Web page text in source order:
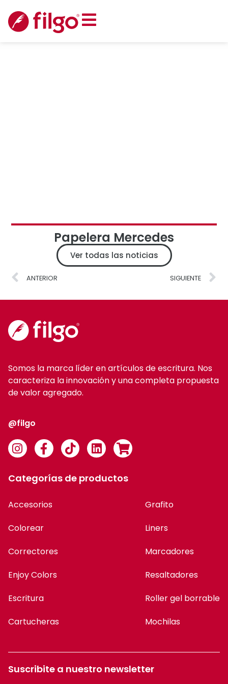
Papelera Mercedes
Ver todas las noticias
ANTERIOR SIGUIENTE
Somos la marca líder en artículos de escritura. Nos
caracteriza la innovación y una completa propuesta
de valor agregado.
@filgo
Categorías de productos
Accesorios
Colorear
Correctores
Enjoy Colors
Escritura
Cartucheras
Grafito
Liners
Marcadores
Resaltadores
Roller gel borrable
Mochilas
Suscribite a nuestro newsletter